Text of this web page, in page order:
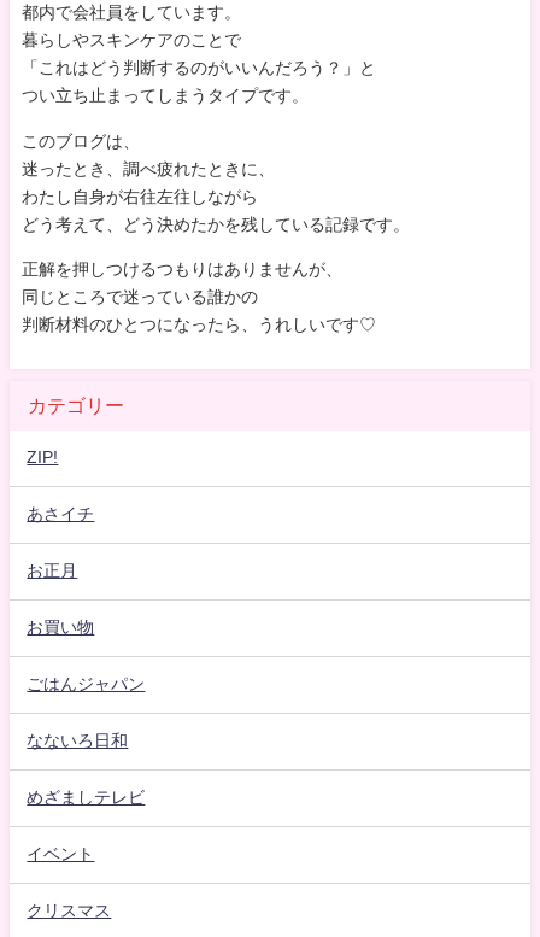
都内で会社員をしています。
暮らしやスキンケアのことで
「これはどう判断するのがいいんだろう？」と
つい立ち止まってしまうタイプです。
このブログは、
迷ったとき、調べ疲れたときに、
わたし自身が右往左往しながら
どう考えて、どう決めたかを残している記録です。
正解を押しつけるつもりはありませんが、
同じところで迷っている誰かの
判断材料のひとつになったら、うれしいです♡
カテゴリー
ZIP!
あさイチ
お正月
お買い物
ごはんジャパン
なないろ日和
めざましテレビ
イベント
クリスマス